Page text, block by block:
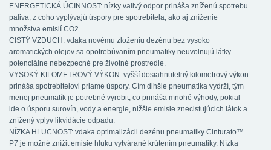
ENERGETICKÁ ÚCINNOST: nízky valivý odpor prináša zníženú spotrebu
paliva, z coho vyplývajú úspory pre spotrebitela, ako aj zníženie
množstva emisií CO2.
CISTÝ VZDUCH: vdaka novému zloženiu dezénu bez vysoko
aromatických olejov sa opotrebúvaním pneumatiky neuvolnujú látky
potenciálne nebezpecné pre životné prostredie.
VYSOKÝ KILOMETROVÝ VÝKON: vyšší dosiahnutelný kilometrový výkon
prináša spotrebitelovi priame úspory. Cím dlhšie pneumatika vydrží, tým
menej pneumatík je potrebné vyrobit, co prináša mnohé výhody, pokial
ide o úsporu surovín, vody a energie, nižšie emisie znecistujúcich látok a
znížený vplyv likvidácie odpadu.
NÍZKA HLUCNOST: vdaka optimalizácii dezénu pneumatiky Cinturato™
P7 je možné znížit emisie hluku vytvárané krútením pneumatiky. Nízka